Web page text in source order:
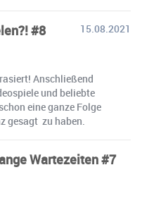
#8
15.08.2021
Anschließend
und beliebte
eine ganze Folge
gesagt zu haben.
Wartezeiten #7